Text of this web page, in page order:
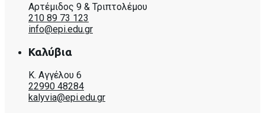
Αρτέμιδος 9 & Τριπτολέμου
210 89 73 123
info@epi.edu.gr
Καλύβια
Κ. Αγγέλου 6
22990 48284
kalyvia@epi.edu.gr